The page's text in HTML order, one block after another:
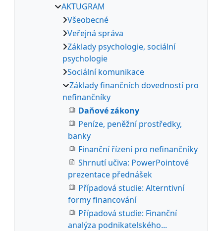
AKTUGRAM
Všeobecné
Veřejná správa
Základy psychologie, sociální
psychologie
Sociální komunikace
Základy finančních dovedností pro
nefinančníky
Daňové zákony
Peníze, peněžní prostředky,
banky
Finanční řízení pro nefinančníky
Shrnutí učiva: PowerPointové
prezentace přednášek
Případová studie: Alterntivní
formy financování
Případová studie: Finanční
analýza podnikatelského...